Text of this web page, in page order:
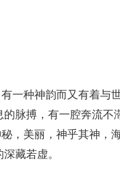
一种神韵而又有着与
脉搏，有一腔奔流不
，美丽，神乎其神，
藏若虚。